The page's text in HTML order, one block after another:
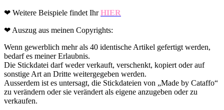
❤ Weitere Beispiele findet IhrHIER
❤ Auszug aus meinen Copyrights:
Wenn gewerblich mehr als 40 identische Artikel gefertigt werden,
bedarf es meiner Erlaubnis.
Die Stickdatei darf weder verkauft, verschenkt, kopiert oder auf
sonstige Art an Dritte weitergegeben werden.
Ausserdem ist es untersagt, die Stickdateien von „Made by Cataffo“
zu verändern oder sie verändert als eigene anzugeben oder zu
verkaufen.